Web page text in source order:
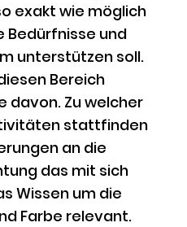
exakt wie möglich
Bedürfnisse und
unterstützen soll.
Bereich
davon. Zu welcher
stattfinden
an die
das mit sich
Wissen um die
Farbe relevant.